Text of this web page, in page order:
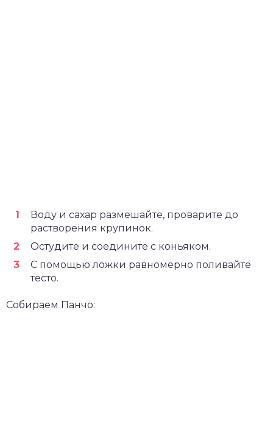
Воду и сахар размешайте, проварите до
растворения крупинок.
Остудите и соедините с коньяком.
С помощью ложки равномерно поливайте
тесто.
Собираем Панчо: